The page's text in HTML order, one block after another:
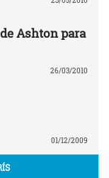
Ashton para
26/03/2010
01/12/2009